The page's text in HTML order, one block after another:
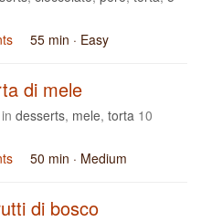
55 min · Easy
di mele
in desserts, mele, torta 10
50 min · Medium
di bosco